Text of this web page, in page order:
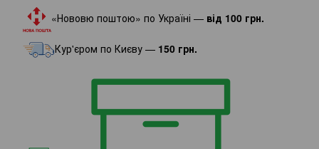
«Нововю поштою» по Україні — від 100 грн.
Кур'єром по Києву — 150 грн.